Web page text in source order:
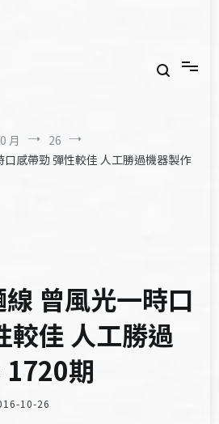
月
26
感帶勁 彈性較佳 人工勝過機器製作
曾風光一時口
較佳 人工勝過
1720期
10-26